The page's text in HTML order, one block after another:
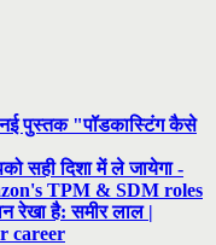
नई पुस्तक "पॉडकास्टिंग कैसे
सही दिशा में ले जायेगा -
TPM & SDM roles
रेखा है: समीर लाल |
career